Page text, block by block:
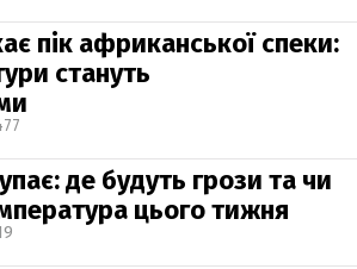
пік африканської спеки:
стануть
де будуть грози та чи
цього тижня